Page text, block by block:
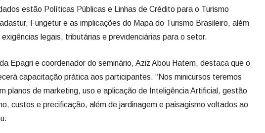
estão Políticas Públicas e Linhas de Crédito para o Turismo
Fungetur e as implicações do Mapa do Turismo Brasileiro, além
legais, tributárias e previdenciárias para o setor.
Epagri e coordenador do seminário, Aziz Abou Hatem, destaca que o
capacitação prática aos participantes. “Nos minicursos teremos
planos de marketing, uso e aplicação de Inteligência Artificial, gestão
custos e precificação, além de jardinagem e paisagismo voltados ao